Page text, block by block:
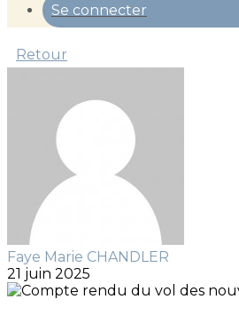
Se connecter
Retour
Faye Marie CHANDLER
21 juin 2025